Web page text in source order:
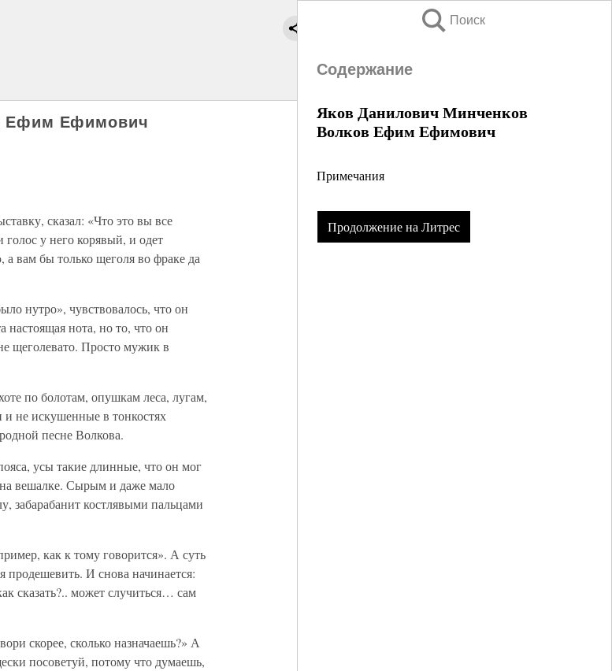
Поиск
Содержание
Яков Данилович Минченков
Волков Ефим Ефимович
Примечания
Продолжение на Литрес
Ефим Ефимович
сказал: «Что это вы все
у него корявый, и одет
вам бы только щеголя во фраке да
нутро», чувствовалось, что он
настоящая нота, но то, что он
щеголевато. Просто мужик в
по болотам, опушкам леса, лугам,
и не искушенные в тонкостях
песне Волкова.
усы такие длинные, что он мог
вешалке. Сырым и даже мало
забарабанит костлявыми пальцами
как к тому говорится». А суть
продешевить. И снова начинается:
сказать?.. может случиться… сам
скорее, сколько назначаешь?» А
посоветуй, потому что думаешь,